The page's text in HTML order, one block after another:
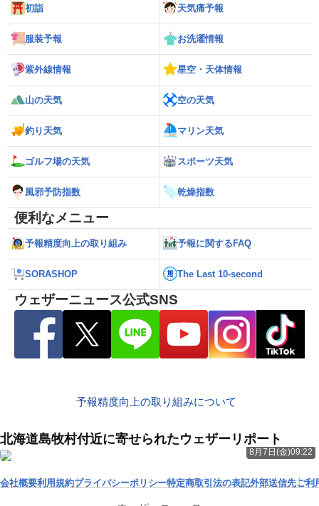
初詣 天気痛予報
服装予報 お洗濯情報
紫外線情報 星空・天体情報
山の天気 空の天気
釣り天気 マリン天気
ゴルフ場の天気 スポーツ天気
風邪予防指数 乾燥指数
便利なメニュー
予報精度向上の取り組み 予報に関するFAQ
SORASHOP The Last 10-second
ウェザーニュース公式SNS
予報精度向上の取り組みについて
北海道島牧村付近に寄せられたウェザーリポート
8月7日(金)09:22
会社概要利用規約プライバシーポリシー特定商取引法の表記外部送信先ご利